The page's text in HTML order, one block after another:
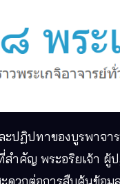
ะปฏิปทาของบูรพาจา
สำคัญ พระอริยเจ้า
ดวกต่อการสืบค้นข้อมูล